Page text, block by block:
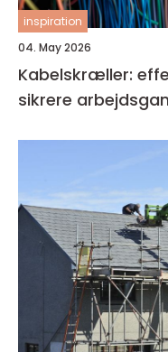
inspiration
04. May 2026
Kabelskræller:
sikrere